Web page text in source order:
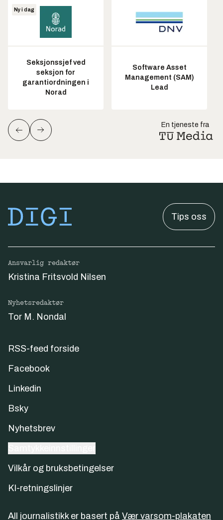
Ny i dag
Seksjonssjef ved
seksjon for
garantiordningen i
Norad
Software Asset
Management (SAM)
Lead
En tjeneste fra
Tips oss
Ansvarlig redaktør
Kristina Fritsvold Nilsen
Nyhetsredaktør
Tor M. Nondal
RSS-feed forside
Facebook
Linkedin
Bsky
Nyhetsbrev
Vilkår og bruksbetingelser
KI-retningslinjer
All journalistikk er basert på Vær varsom-plakaten